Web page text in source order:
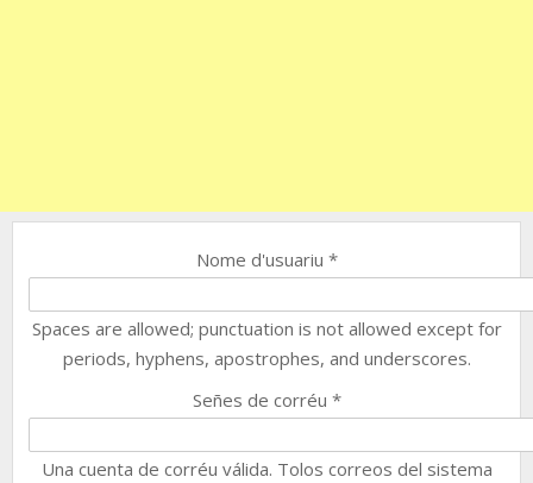
Nome d'usuariu *
Spaces are allowed; punctuation is not allowed except for
periods, hyphens, apostrophes, and underscores.
Señes de corréu *
Una cuenta de corréu válida. Tolos correos del sistema